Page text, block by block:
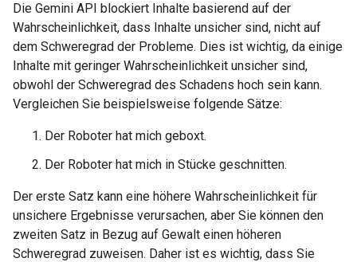
Die Gemini API blockiert Inhalte basierend auf der
Wahrscheinlichkeit, dass Inhalte unsicher sind, nicht auf
dem Schweregrad der Probleme. Dies ist wichtig, da einige
Inhalte mit geringer Wahrscheinlichkeit unsicher sind,
obwohl der Schweregrad des Schadens hoch sein kann.
Vergleichen Sie beispielsweise folgende Sätze:
Der Roboter hat mich geboxt.
Der Roboter hat mich in Stücke geschnitten.
Der erste Satz kann eine höhere Wahrscheinlichkeit für
unsichere Ergebnisse verursachen, aber Sie können den
zweiten Satz in Bezug auf Gewalt einen höheren
Schweregrad zuweisen. Daher ist es wichtig, dass Sie